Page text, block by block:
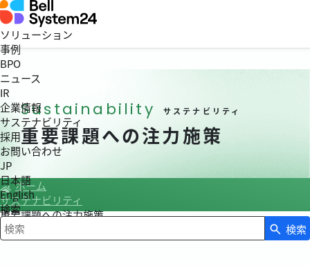
ソリューション
事例
BPO
ニュース
IR
企業情報
サステナビリティ
採用
お問い合わせ
JP
日本語
English
検索
検索キーワード入力
検索
Sustainability サステナビリティ
重要課題への注力施策
ホーム
サステナビリティ
重要課題への注力施策